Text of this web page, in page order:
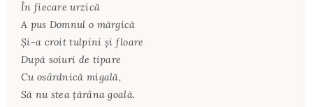
În fiecare urzică
A pus Domnul o mărgică
Și-a croit tulpini și floare
După soiuri de tipare
Cu osârdnică migală,
Să nu stea țărâna goală.